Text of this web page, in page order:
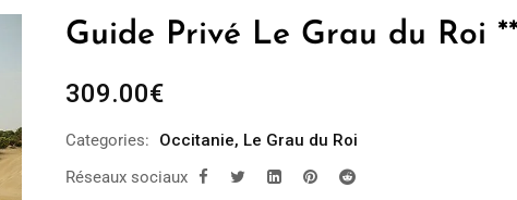
Guide Privé Le Grau du Roi
309.00€
Categories: Occitanie, Le Grau du Roi
Réseaux sociaux